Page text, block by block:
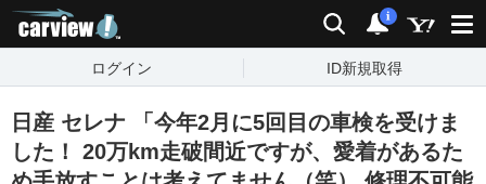
検索 通知
i
ログイン ID新規取得
日産 セレナ 「今年2月に5回目の車検を受けま
した！ 20万km走破間近ですが、愛着があるた